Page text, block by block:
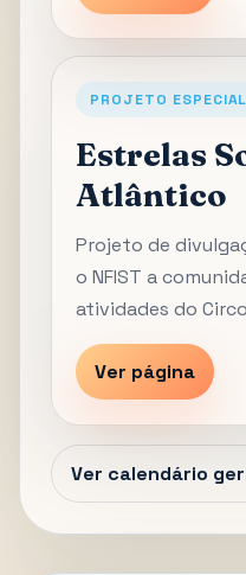
PROJETO ESPECIAL
Estrelas
Atlântico
Projeto de
o NFIST a
atividades do
Ver página
Ver calendário